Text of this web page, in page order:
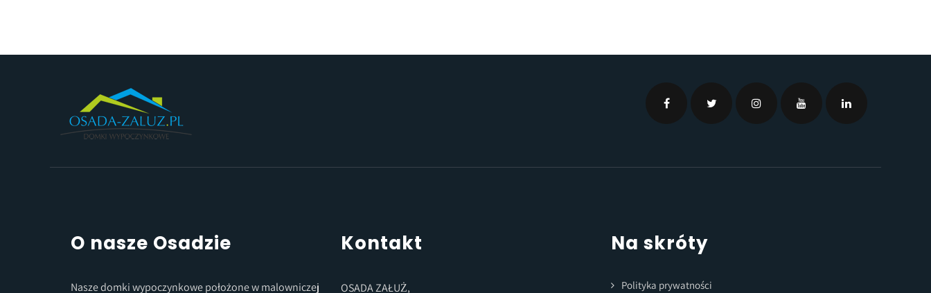
O nasze Osadzie
Nasze domki wypoczynkowe położone w malowniczej
Kontakt
OSADA ZAŁUŻ,
Na skróty
Polityka prywatności